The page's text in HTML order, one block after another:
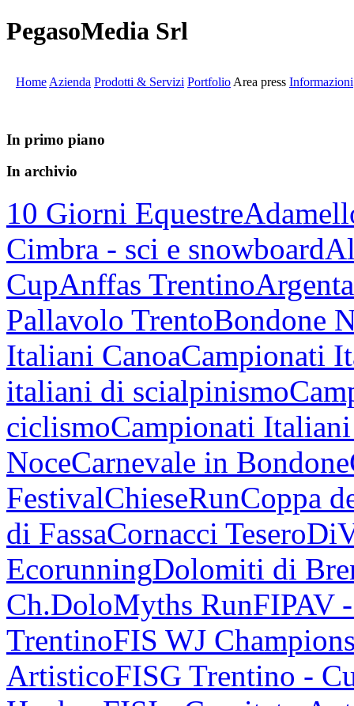
PegasoMedia Srl
Home Azienda Prodotti & Servizi Portfolio Area press Informazioni
In primo piano
In archivio
10 Giorni Equestre
Cimbra - sci e snowboard
CupAnffas Trentino
Pallavolo TrentoBondone
Italiani CanoaCampionati
italiani di scialpinismo
ciclismoCampionati
NoceCarnevale in Bondone
FestivalChieseRunCoppa
di FassaCornacci Tesero
EcorunningDolomiti di
Ch.DoloMyths RunFIPAV
TrentinoFIS WJ
ArtisticoFISG Trentino -